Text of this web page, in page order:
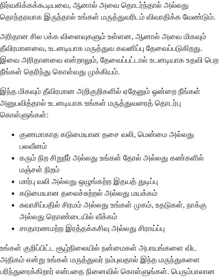
நிர்வகிக்கக்கூடியவை, ஆனால் அவை தொடர்ந்தால் அல்லது
தொந்தரவாக இருந்தால் உங்கள் மருத்துவரிடம் விவாதிக்க வேண்டும்.
அரிதான சில பக்க விளைவுகளும் உள்ளன, ஆனால் அவை மிகவும்
தீவிரமானவை, உடனடியாக மருத்துவ கவனிப்பு தேவைப்படுகிறது.
இவை அரிதானவை என்றாலும், தேவைப்பட்டால் உடனடியாக உதவி பெற
நீங்கள் தெரிந்து கொள்வது முக்கியம்.
இந்த மிகவும் தீவிரமான அறிகுறிகளில் ஏதேனும் ஒன்றை நீங்கள்
அனுபவித்தால் உடனடியாக உங்கள் மருத்துவரைத் தொடர்பு
கொள்ளுங்கள்:
குணமாகாத கடுமையான தசை வலி, மென்மை அல்லது
பலவீனம்
கரும் நிற சிறுநீர் அல்லது உங்கள் தோல் அல்லது கண்களில்
மஞ்சள் நிறம்
மார்பு வலி அல்லது ஒழுங்கற்ற இதயத் துடிப்பு
கடுமையான தலைச்சுற்றல் அல்லது மயக்கம்
சுவாசிப்பதில் சிரமம் அல்லது உங்கள் முகம், உதடுகள், நாக்கு
அல்லது தொண்டையில் வீக்கம்
சாதாரணமற்ற இரத்தக்கசிவு அல்லது சிராய்ப்பு
உங்கள் குறிப்பிட்ட சூழ்நிலையில் நன்மைகள் அபாயங்களை விட
அதிகம் என்று உங்கள் மருத்துவர் நம்புவதால் இந்த மருந்துகளை
பரிந்துரைக்கிறார் என்பதை நினைவில் கொள்ளுங்கள். பெரும்பாலான